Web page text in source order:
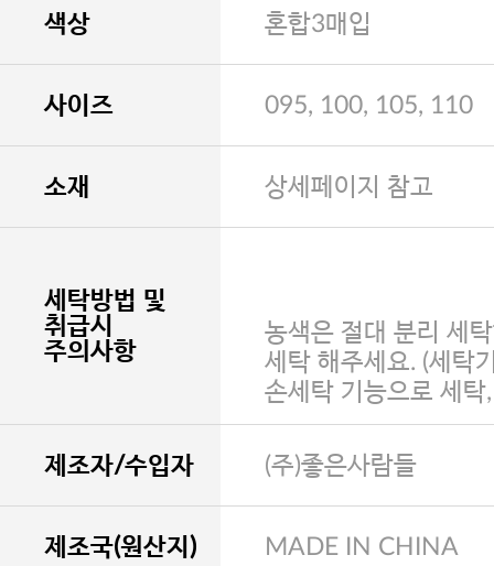
색상 혼합3매입
사이즈 095, 100, 105, 110
소재 상세페이지 참고
세탁방법 및
취급시
주의사항
농색은 절대 분리 세
세탁 해주세요. (세탁
손세탁 기능으로 세탁
제조자/수입자 (주)좋은사람들
제조국(원산지) MADE IN CHINA